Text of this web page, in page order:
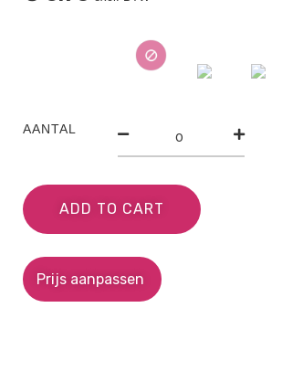
AANTAL
ADD TO CART
Prijs aanpassen